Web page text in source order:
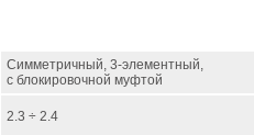
Симметричный, 3-элементный,
с блокировочной муфтой
2.3 ÷ 2.4